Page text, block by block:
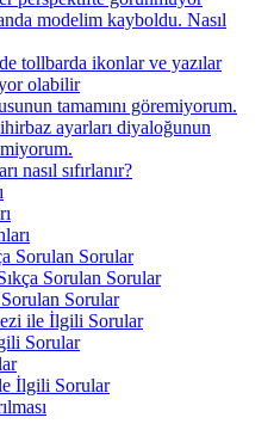
modelim kayboldu. Nasıl
tollbarda ikonlar ve yazılar
olabilir
tamamını göremiyorum.
ayarları diyaloğunun
nasıl sıfırlanır?
Sorulan Sorular
Sorulan Sorular
Sorular
ile İlgili Sorular
Sorular
İlgili Sorular